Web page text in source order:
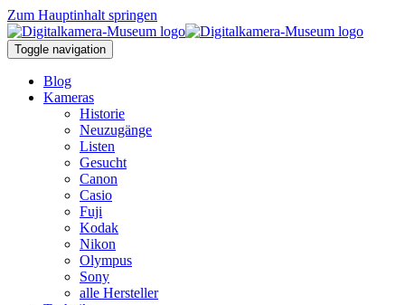
Zum Hauptinhalt springen
Toggle navigation
Blog
Kameras
Historie
Neuzugänge
Listen
Gesucht
Canon
Casio
Fuji
Kodak
Nikon
Olympus
Sony
alle Hersteller